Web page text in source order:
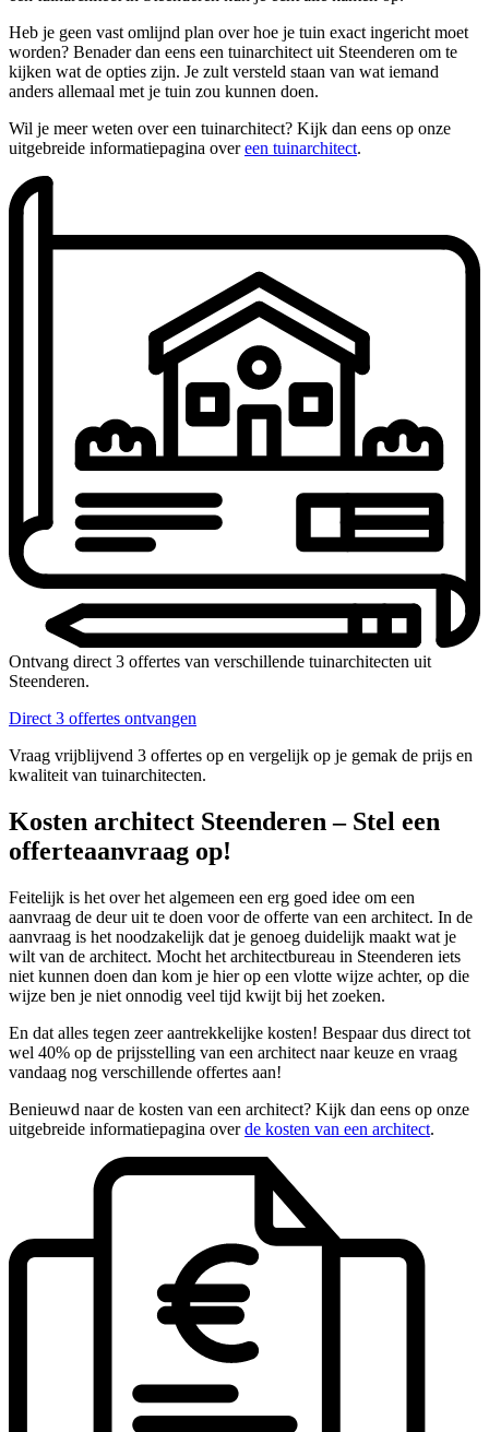
Heb je geen vast omlijnd plan over hoe je tuin exact ingericht moet
worden? Benader dan eens een tuinarchitect uit Steenderen om te
kijken wat de opties zijn. Je zult versteld staan van wat iemand
anders allemaal met je tuin zou kunnen doen.
Wil je meer weten over een tuinarchitect? Kijk dan eens op onze
uitgebreide informatiepagina overeen tuinarchitect.
Ontvang direct 3 offertes van verschillende tuinarchitecten uit
Steenderen.
Direct 3 offertes ontvangen
Vraag vrijblijvend 3 offertes op en vergelijk op je gemak de prijs en
kwaliteit van tuinarchitecten.
Kosten architect Steenderen – Stel een
offerteaanvraag op!
Feitelijk is het over het algemeen een erg goed idee om een
aanvraag de deur uit te doen voor de offerte van een architect. In de
aanvraag is het noodzakelijk dat je genoeg duidelijk maakt wat je
wilt van de architect. Mocht het architectbureau in Steenderen iets
niet kunnen doen dan kom je hier op een vlotte wijze achter, op die
wijze ben je niet onnodig veel tijd kwijt bij het zoeken.
En dat alles tegen zeer aantrekkelijke kosten! Bespaar dus direct tot
wel 40% op de prijsstelling van een architect naar keuze en vraag
vandaag nog verschillende offertes aan!
Benieuwd naar de kosten van een architect? Kijk dan eens op onze
uitgebreide informatiepagina overde kosten van een architect.